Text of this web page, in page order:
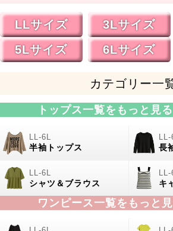
LLサイズ 3Lサイズ
5Lサイズ
6Lサイズ
カテゴリー一
トップス一覧をもっと見る
半袖トップス 長
シャツ＆ブラウス キ
ワンピース一覧をもっと